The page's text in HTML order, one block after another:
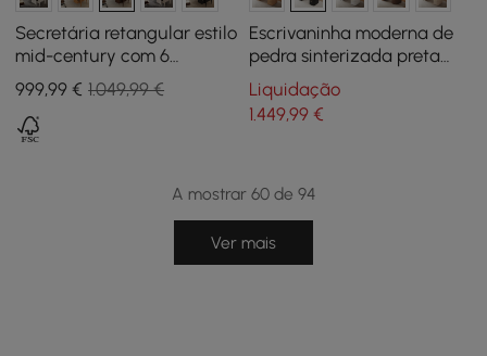
Secretária retangular estilo
mid-century com 6
gavetas 163 cm nogueira
999,99 € 1.049,99 €
Escrivaninha moderna de
pedra sinterizada preta
com bordas arredondadas
de 162,56 cm e
armazenamento duplo
Liquidação
1.449,99€
A mostrar 60 de 94
Ver mais